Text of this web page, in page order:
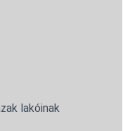
lakóinak